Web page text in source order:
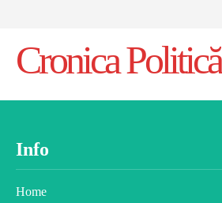
Cronica Politică
Info
Home